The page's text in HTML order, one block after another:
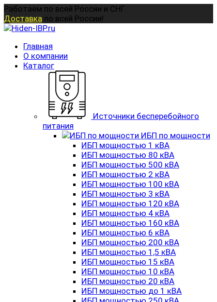
Перейти
к
содержанию
Работаем по всей России и СНГ
Доставка по всей России!
Главная
О компании
Каталог
Источники бесперебойного
питания
ИБП по мощности
ИБП мощностью 1 кВА
ИБП мощностью 80 кВА
ИБП мощностью 500 кВА
ИБП мощностью 2 кВА
ИБП мощностью 100 кВА
ИБП мощностью 3 кВА
ИБП мощностью 120 кВА
ИБП мощностью 4 кВА
ИБП мощностью 160 кВА
ИБП мощностью 6 кВА
ИБП мощностью 200 кВА
ИБП мощностью 1,5 кВА
ИБП мощностью 15 кВА
ИБП мощностью 10 кВА
ИБП мощностью 20 кВА
ИБП мощностью до 1 кВА